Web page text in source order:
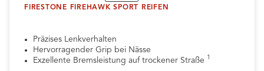
FIRESTONE FIREHAWK SPORT REIFEN
Präzises Lenkverhalten
Hervorragender Grip bei Nässe
Exzellente Bremsleistung auf trockener Straße
1